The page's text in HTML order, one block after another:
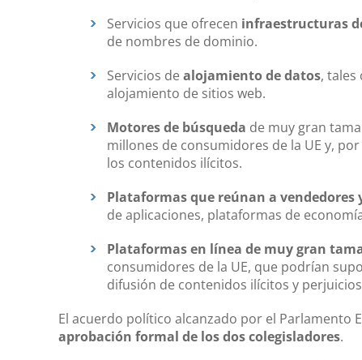
Servicios que ofrecen infraestructuras
de nombres de dominio.
Servicios de alojamiento de datos, tales
alojamiento de sitios web.
Motores de búsqueda de muy gran
millones de consumidores de la UE y,
los contenidos ilícitos.
Plataformas que reúnan a vendedores
de aplicaciones, plataformas de
Plataformas en línea de muy gran
consumidores de la UE, que podrían
difusión de contenidos ilícitos y
El acuerdo político alcanzado por el Parlamento
aprobación formal de los dos colegisladores.